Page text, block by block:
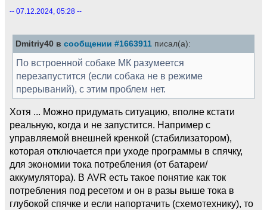
-- 07.12.2024, 05:28 --
Dmitriy40 в сообщении #1663911 писал(а):
По встроенной собаке МК разумеется
перезапустится (если собака не в режиме
прерываний), с этим проблем нет.
Хотя ... Можно придумать ситуацию, вполне кстати
реальную, когда и не запустится. Например с
управляемой внешней кренкой (стабилизатором),
которая отключается при уходе программы в спячку,
для экономии тока потребления (от батареи/
аккумулятора). В AVR есть такое понятие как ток
потребления под ресетом и он в разы выше тока в
глубокой спячке и если напортачить (схемотехнику), то